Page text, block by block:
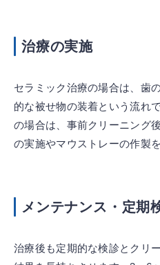
治療の実施
セラミック治療の場合は、歯
的な被せ物の装着という流れ
の場合は、事前クリーニング
の実施やマウストレーの作製
メンテナンス・定期
治療後も定期的な検診とクリ